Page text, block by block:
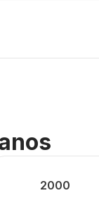
2000